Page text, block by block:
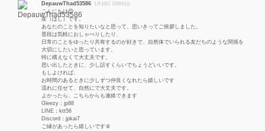
DepauwThad53586 1月16日 21時51分
こんにちは😊
星（ほし）です。
あなたのことを知りたいなと思って、思いきってご挨拶しました。
普段は気軽におしゃべりしたり、
日常のことをゆったり共有するのが好きで、自然体でいられる友だちのような関係を
大切にしたいと思っています。
特に構えなくて大丈夫です。
思い出したときに、少し話すくらいでちょうどいいです。
もしよければ、
お時間のあるときに少しずつ仲良くなれたら嬉しいです
流れに任せて、自然にで大丈夫です。
よかったら、こちらからも連絡できます
Gleezy：jp88
LINE：ktt56
Discord：jpkai7
ご縁があったら嬉しいです☺️